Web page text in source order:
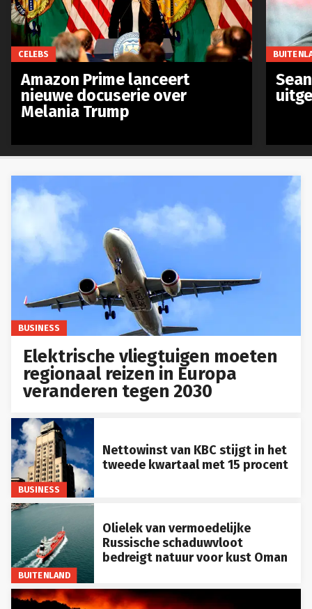
BUSINESS
Elektrische vliegtuigen moeten
regionaal reizen in Europa
veranderen tegen 2030
BUSINESS
Nettowinst van KBC stijgt in het
tweede kwartaal met 15 procent
BUITENLAND
Olielek van vermoedelijke
Russische schaduwvloot
bedreigt natuur voor kust Oman
CELEBS
Amazon Prime lanceert
nieuwe docuserie over
Melania Trump